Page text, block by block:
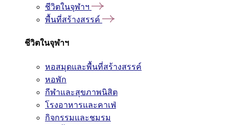
ชีวิตในจุฬาฯ
พื้นที่สร้างสรรค์
ชีวิตในจุฬาฯ
หอสมุดและพื้นที่สร้างสรรค์
หอพัก
กีฬาและสุขภาพนิสิต
โรงอาหารและคาเฟ่
กิจกรรมและชมรม